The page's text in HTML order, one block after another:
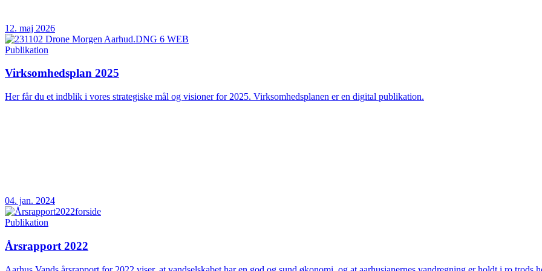
12. maj 2026
Publikation
Virksomhedsplan 2025
Her får du et indblik i vores strategiske mål og visioner for 2025. Virksomhedsplanen er en digital publikation.
04. jan. 2024
Publikation
Årsrapport 2022